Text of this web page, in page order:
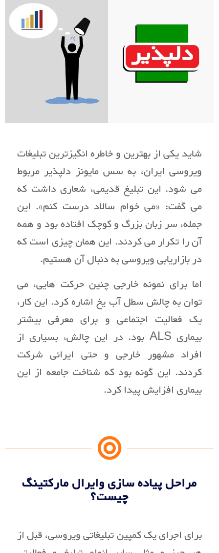
شاید یکی از بهترین و خاطره انگیزترین تبلیغات
ویروسی ایران، به سس مایونز دلپذیر مربوط
می شود. این تبلیغ قدیمی، شعاری داشت که
می گفت: «می خوام سالاد درست کنم». این
جمله، سر زبان بزرگ و کوچک افتاده بود و همه
آن را تکرار می کردند. این همان چیزی است که
در بازاریابی ویروسی به دنبال آن هستیم.
اما برای نمونه خارجی چنین حرکت هایی، می
توان به چالش سطل آب یخ اشاره کرد. این کار،
یک فعالیت اجتماعی و برای معرفی بیشتر
بیماری ALS بود. در این چالش، بسیاری از
افراد مشهور خارجی و حتی ایرانی شرکت
کردند. این گونه بود که شناخت جامعه از این
بیماری افزایش پیدا کرد.
مراحل پیاده سازی وایرال مارکتینگ
چیست؟
برای اجرای یک کمپین تبلیغاتی ویروسی، قبل از